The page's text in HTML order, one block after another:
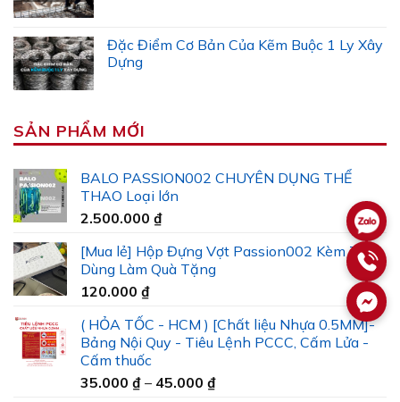
Đặc Điểm Cơ Bản Của Kẽm Buộc 1 Ly Xây
Dựng
SẢN PHẨM MỚI
BALO PASSION002 CHUYÊN DỤNG THỂ
THAO Loại lớn
2.500.000 ₫
[Mua lẻ] Hộp Đựng Vợt Passion002 Kèm Túi
Dùng Làm Quà Tặng
120.000 ₫
( HỎA TỐC - HCM ) [Chất liệu Nhựa 0.5MM]-
Bảng Nội Quy - Tiêu Lệnh PCCC, Cấm Lửa -
Cấm thuốc
35.000 ₫ – 45.000 ₫Khoảng